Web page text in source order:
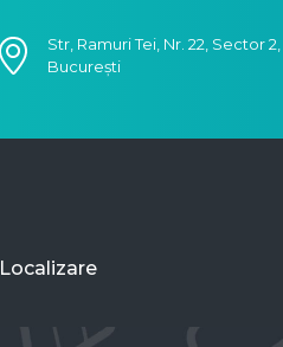
Str, Ramuri Tei, Nr. 22, Sector 2,
București
Localizare